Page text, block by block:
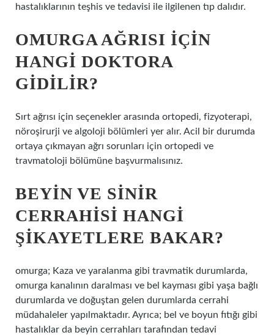
hastalıklarının teşhis ve tedavisi ile ilgilenen tıp dalıdır.
OMURGA AĞRISI IÇIN
HANGI DOKTORA
GIDILIR?
Sırt ağrısı için seçenekler arasında ortopedi, fizyoterapi,
nöroşirurji ve algoloji bölümleri yer alır. Acil bir durumda
ortaya çıkmayan ağrı sorunları için ortopedi ve
travmatoloji bölümüne başvurmalısınız.
BEYIN VE SINIR
CERRAHISI HANGI
ŞIKAYETLERE BAKAR?
omurga; Kaza ve yaralanma gibi travmatik durumlarda,
omurga kanalının daralması ve bel kayması gibi yaşa bağlı
durumlarda ve doğuştan gelen durumlarda cerrahi
müdahaleler yapılmaktadır. Ayrıca; bel ve boyun fıtığı gibi
hastalıklar da beyin cerrahları tarafından tedavi